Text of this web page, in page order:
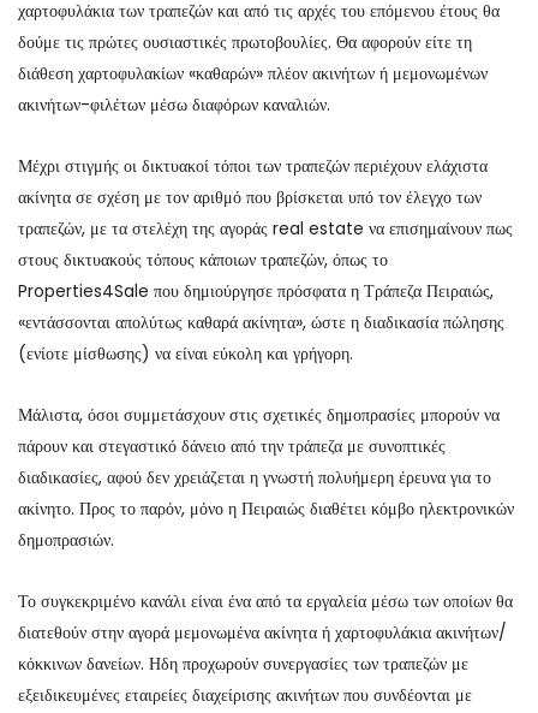
χαρτοφυλάκια των τραπεζών και από τις αρχές του επόμενου έτους θα
δούμε τις πρώτες ουσιαστικές πρωτοβουλίες. Θα αφορούν είτε τη
διάθεση χαρτοφυλακίων «καθαρών» πλέον ακινήτων ή μεμονωμένων
ακινήτων-φιλέτων μέσω διαφόρων καναλιών.
Μέχρι στιγμής οι δικτυακοί τόποι των τραπεζών περιέχουν ελάχιστα
ακίνητα σε σχέση με τον αριθμό που βρίσκεται υπό τον έλεγχο των
τραπεζών, με τα στελέχη της αγοράς real estate να επισημαίνουν πως
στους δικτυακούς τόπους κάποιων τραπεζών, όπως το
Properties4Sale που δημιούργησε πρόσφατα η Τράπεζα Πειραιώς,
«εντάσσονται απολύτως καθαρά ακίνητα», ώστε η διαδικασία πώλησης
(ενίοτε μίσθωσης) να είναι εύκολη και γρήγορη.
Μάλιστα, όσοι συμμετάσχουν στις σχετικές δημοπρασίες μπορούν να
πάρουν και στεγαστικό δάνειο από την τράπεζα με συνοπτικές
διαδικασίες, αφού δεν χρειάζεται η γνωστή πολυήμερη έρευνα για το
ακίνητο. Προς το παρόν, μόνο η Πειραιώς διαθέτει κόμβο ηλεκτρονικών
δημοπρασιών.
Το συγκεκριμένο κανάλι είναι ένα από τα εργαλεία μέσω των οποίων θα
διατεθούν στην αγορά μεμονωμένα ακίνητα ή χαρτοφυλάκια ακινήτων/
κόκκινων δανείων. Ηδη προχωρούν συνεργασίες των τραπεζών με
εξειδικευμένες εταιρείες διαχείρισης ακινήτων που συνδέονται με